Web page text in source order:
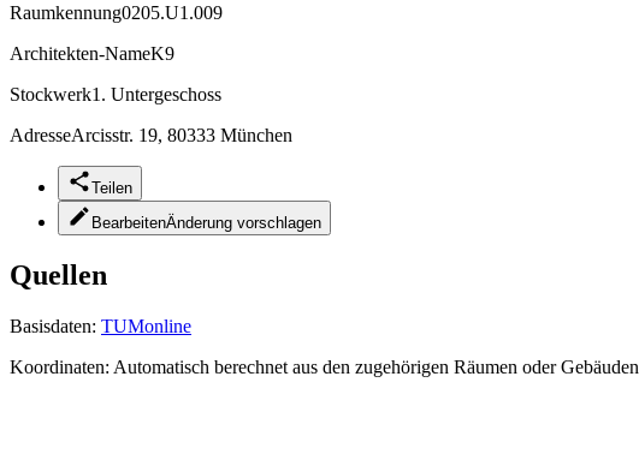
Raumkennung0205.U1.009
Architekten-NameK9
Stockwerk1. Untergeschoss
AdresseArcisstr. 19, 80333 München
Teilen
BearbeitenÄnderung vorschlagen
Quellen
Basisdaten: TUMonline
Koordinaten: Automatisch berechnet aus den zugehörigen Räumen oder Gebäuden